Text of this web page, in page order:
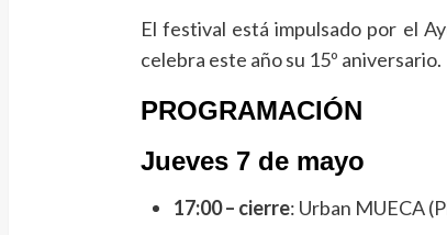
El festival está impulsado por el
celebra este año su 15º aniversario.
PROGRAMACIÓN
Jueves 7 de mayo
17:00 – cierre: Urban MUECA